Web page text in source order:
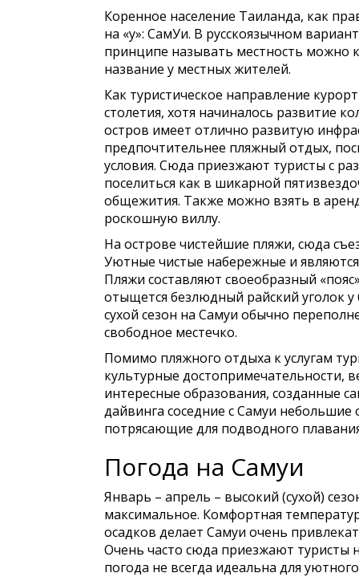
Коренное население Таиланда, как
на «у»: СамУи. В русскоязычном
принципе называть местность можно
название у местных жителей.
Как туристическое направление
столетия, хотя начиналось развитие
остров имеет отлично развитую
предпочтительнее пляжный отдых,
условия. Сюда приезжают туристы с
поселиться как в шикарной
общежития. Также можно взять в
роскошную виллу.
На острове чистейшие пляжи, сюда
Уютные чистые набережные и
Пляжи составляют своеобразный
отыщется безлюдный райский уголок у
сухой сезон на Самуи обычно
свободное местечко.
Помимо пляжного отдыха к услугам
культурные
интересные образования, созданные
дайвинга соседние с Самуи
потрясающие для подводного
Погода на Самуи
Январь – апрель – высокий (сухой)
максимальное. Комфортная
осадков делает Самуи очень
Очень часто сюда приезжают туристы
погода не всегда идеальна для